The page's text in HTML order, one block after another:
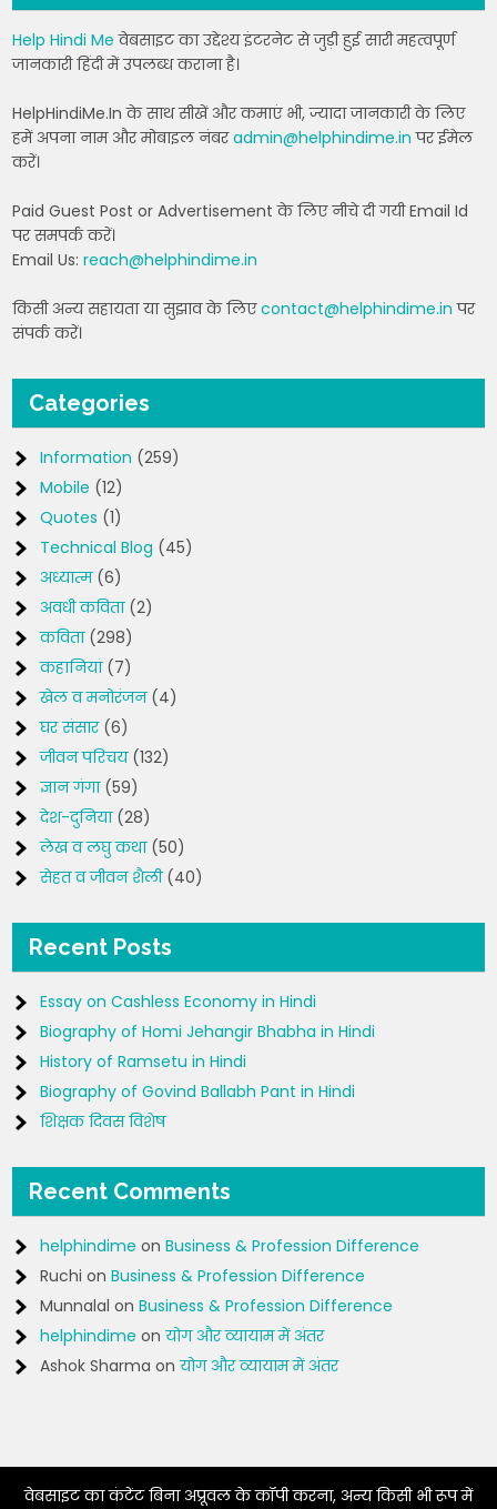
Help Hindi Me वेबसाइट का उद्देश्य इंटरनेट से जुड़ी हुई सारी महत्वपूर्ण
जानकारी हिंदी में उपलब्ध कराना है।
HelpHindiMe.In के साथ सीखें और कमाएं भी, ज्यादा जानकारी के लिए
हमें अपना नाम और मोबाइल नंबरadmin@helphindime.in पर ईमेल
करें।
Paid Guest Post or Advertisement के लिए नीचे दी गयी Email Id
पर समपर्क करें।
Email Us:reach@helphindime.in
किसी अन्य सहायता या सुझाव के लिएcontact@helphindime.in पर
संपर्क करें।
Categories
Information (259)
Mobile (12)
Quotes (1)
Technical Blog (45)
अध्यात्म(6)
अवधी कविता(2)
कविता(298)
कहानियां(7)
खेल व मनोरंजन(4)
घर संसार(6)
जीवन परिचय(132)
ज्ञान गंगा(59)
देश-दुनिया(28)
लेख व लघु कथा(50)
सेहत व जीवन शैली(40)
Recent Posts
Essay on Cashless Economy in Hindi
Biography of Homi Jehangir Bhabha in Hindi
History of Ramsetu in Hindi
Biography of Govind Ballabh Pant in Hindi
शिक्षक दिवस विशेष
Recent Comments
helphindime onBusiness & Profession Difference
Ruchi onBusiness & Profession Difference
Munnalal onBusiness & Profession Difference
helphindime onयोग और व्यायाम में अंतर
Ashok Sharma onयोग और व्यायाम में अंतर
वेबसाइट का कंटेंट बिना अप्रूवल के कॉपी करना, अन्य किसी भी रूप में